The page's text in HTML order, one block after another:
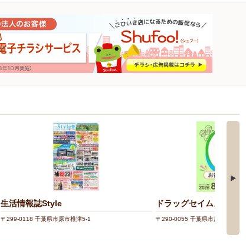
生活情報誌Style
〒299-0118 千葉県市原市椎津5-1
ドラッグセイムス 五井
〒290-0055 千葉県市原市五井東